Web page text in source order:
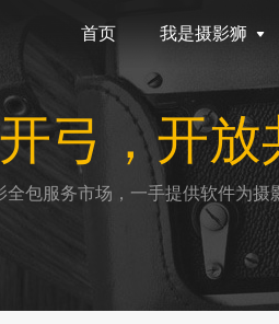
首页 我是摄影狮
弓，开放
全包服务市场，一手提供软件为摄